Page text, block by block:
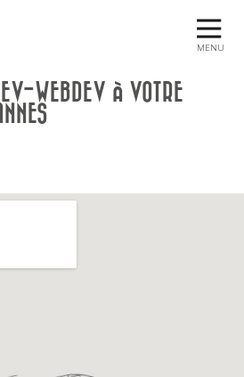
MENU
WEBDEV À VOTRE